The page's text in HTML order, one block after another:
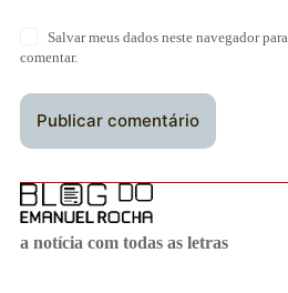
Salvar meus dados neste navegador
comentar.
Publicar comentário
a notícia com todas as letras